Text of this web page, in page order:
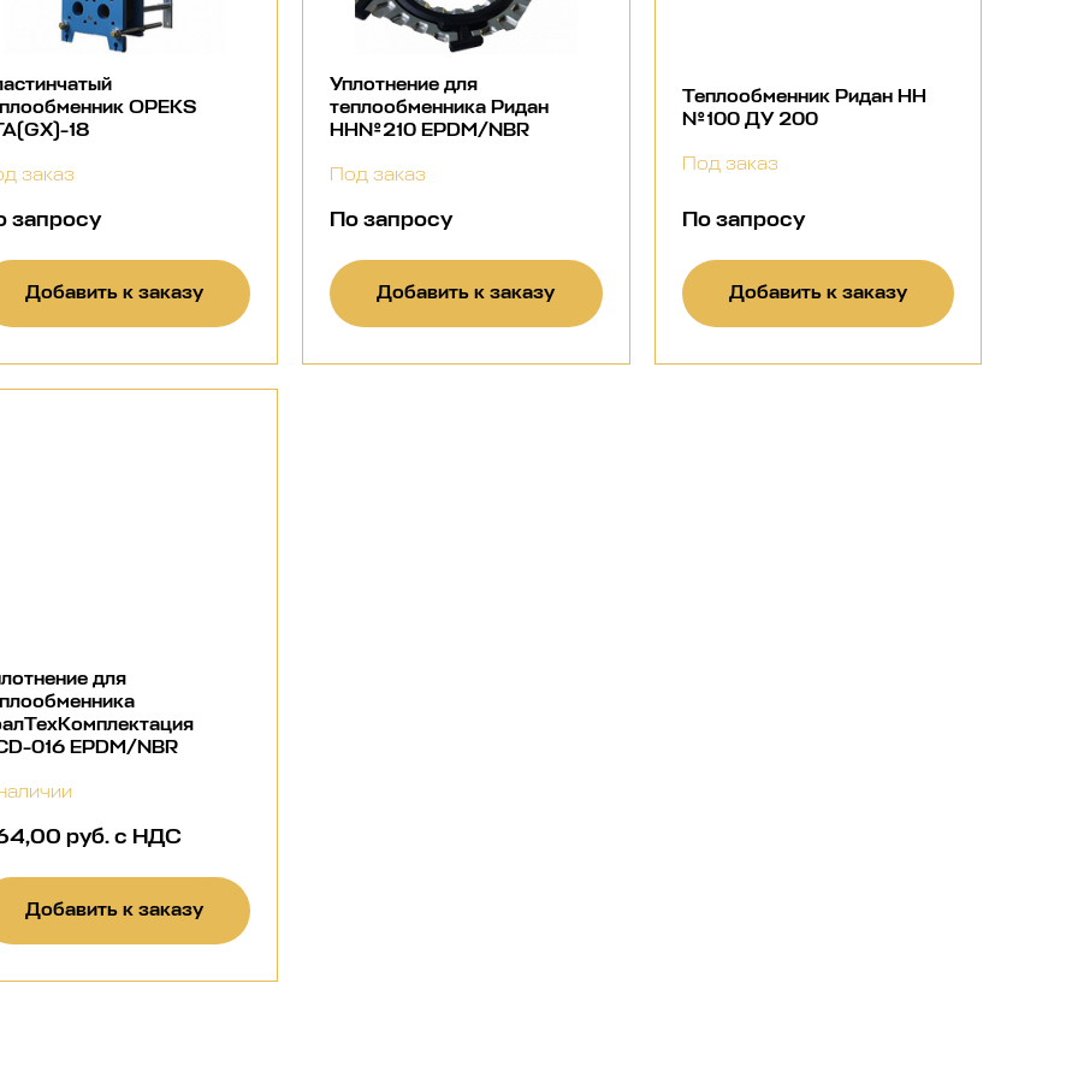
OPEKS
18
заказ
запросу
Добавить к заказу
Уплотнение для
теплообменника Ридан
НН№210 EPDM/NBR
Под заказ
По запросу
Добавить к заказу
Теплообменник Ридан НН
№100 ДУ 200
Под заказ
По запросу
Добавить к заказу
для
016 EPDM/NBR
руб. с НДС
Добавить к заказу